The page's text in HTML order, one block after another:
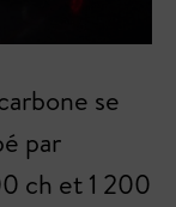
se
par
ch et 1 200